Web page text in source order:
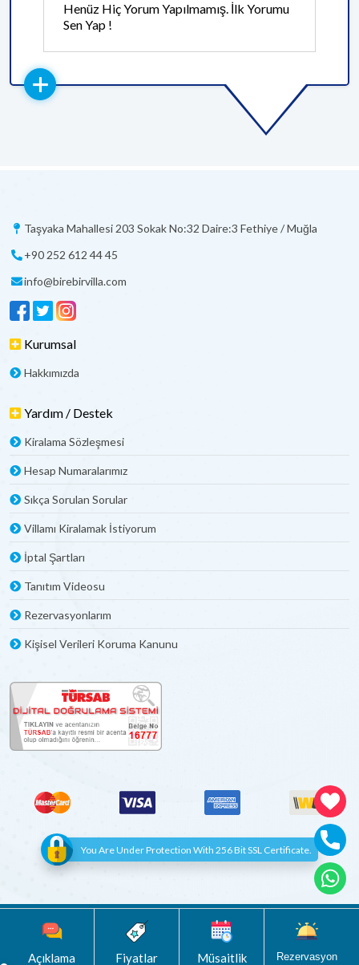
Henüz Hiç Yorum Yapılmamış. İlk Yorumu
Sen Yap !
Taşyaka Mahallesi 203 Sokak No:32 Daire:3 Fethiye / Muğla
+90 252 612 44 45
info@birebirvilla.com
Kurumsal
Hakkımızda
Yardım / Destek
Kiralama Sözleşmesi
Hesap Numaralarımız
Sıkça Sorulan Sorular
Villamı Kiralamak İstiyorum
İptal Şartları
Tanıtım Videosu
Rezervasyonlarım
Kişisel Verileri Koruma Kanunu
You Are Under Protection With 256 Bit SSL Certificate.
© Copyright 2012 - 2022 | All Rights Reserved
Açıklama Fiyatlar Müsaitlik Rezervasyon